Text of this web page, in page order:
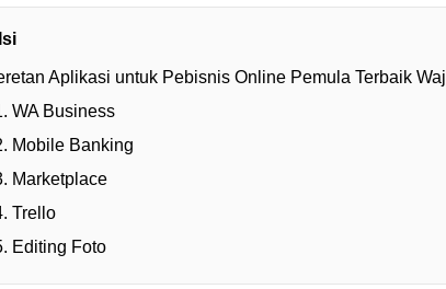
Aplikasi untuk Pebisnis Online Pemula Terbaik
WA Business
Mobile Banking
Marketplace
Trello
Editing Foto